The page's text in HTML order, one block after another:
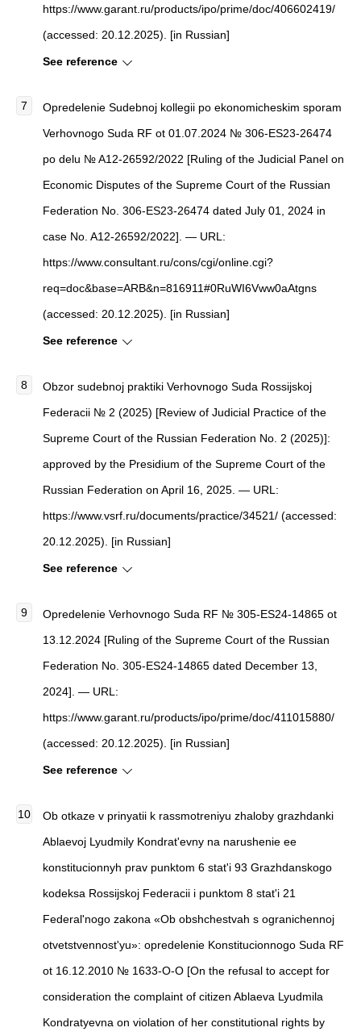
https://www.garant.ru/products/ipo/prime/doc/406602419/
(accessed: 20.12.2025). [in Russian]
See reference
Opredelenie Sudebnoj kollegii po ekonomicheskim sporam
Verhovnogo Suda RF ot 01.07.2024 № 306-ES23-26474
po delu № A12-26592/2022 [Ruling of the Judicial Panel on
Economic Disputes of the Supreme Court of the Russian
Federation No. 306-ES23-26474 dated July 01, 2024 in
case No. A12-26592/2022]. — URL:
https://www.consultant.ru/cons/cgi/online.cgi?
req=doc&base=ARB&n=816911#0RuWI6Vww0aAtgns
(accessed: 20.12.2025). [in Russian]
See reference
Obzor sudebnoj praktiki Verhovnogo Suda Rossijskoj
Federacii № 2 (2025) [Review of Judicial Practice of the
Supreme Court of the Russian Federation No. 2 (2025)]:
approved by the Presidium of the Supreme Court of the
Russian Federation on April 16, 2025. — URL:
https://www.vsrf.ru/documents/practice/34521/ (accessed:
20.12.2025). [in Russian]
See reference
Opredelenie Verhovnogo Suda RF № 305-ES24-14865 ot
13.12.2024 [Ruling of the Supreme Court of the Russian
Federation No. 305-ES24-14865 dated December 13,
2024]. — URL:
https://www.garant.ru/products/ipo/prime/doc/411015880/
(accessed: 20.12.2025). [in Russian]
See reference
Ob otkaze v prinyatii k rassmotreniyu zhaloby grazhdanki
Ablaevoj Lyudmily Kondrat'evny na narushenie ee
konstitucionnyh prav punktom 6 stat'i 93 Grazhdanskogo
kodeksa Rossijskoj Federacii i punktom 8 stat'i 21
Federal'nogo zakona «Ob obshchestvah s ogranichennoj
otvetstvennost'yu»: opredelenie Konstitucionnogo Suda RF
ot 16.12.2010 № 1633-O-O [On the refusal to accept for
consideration the complaint of citizen Ablaeva Lyudmila
Kondratyevna on violation of her constitutional rights by